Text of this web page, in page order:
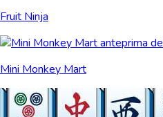
Fruit Ninja
Mini Monkey Mart